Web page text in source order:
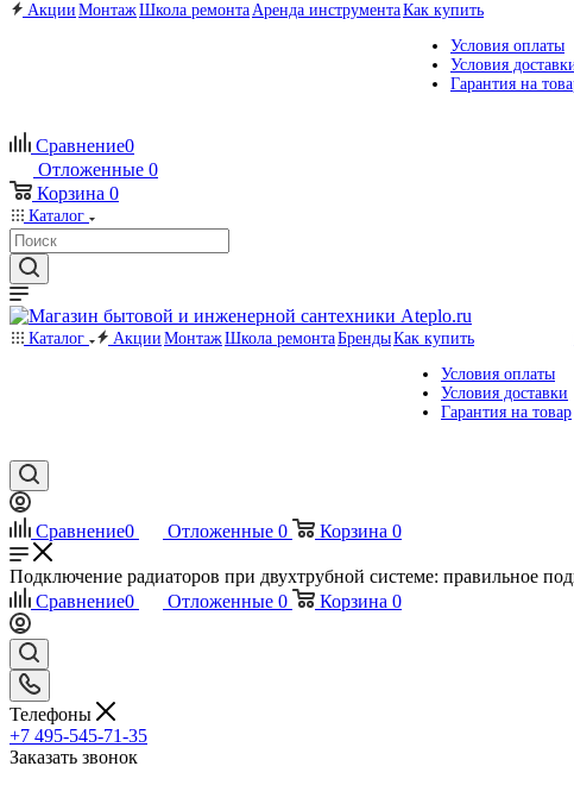
Акции МонтажШкола ремонтаАренда инструментаКак купить
Условия оплаты
Условия
Гарантия на
Сравнение0
Отложенные 0
Корзина 0
Каталог
Каталог Акции МонтажШкола ремонтаБрендыКак купить
Условия оплаты
Условия доставки
Гарантия на товар
Сравнение0 Отложенные 0 Корзина 0
Подключение радиаторов при двухтрубной системе: правильное
Сравнение0 Отложенные 0 Корзина 0
Телефоны
+7 495-545-71-35
Заказать звонок